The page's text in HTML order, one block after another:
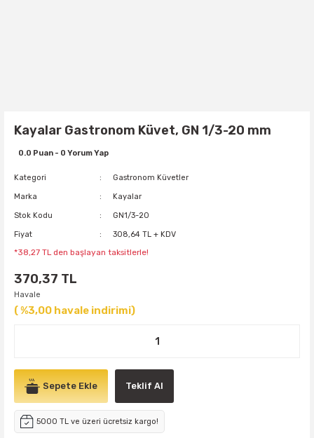
Kayalar Gastronom Küvet, GN 1/3-20 mm
0.0 Puan - 0 Yorum Yap
Kategori Gastronom Küvetler
Marka Kayalar
Stok Kodu GN1/3-20
Fiyat 308,64 TL + KDV
*38,27 TL den başlayan taksitlerle!
370,37 TL
Havale
( %3,00 havale indirimi)
Sepete Ekle Teklif Al
5000 TL ve üzeri ücretsiz kargo!